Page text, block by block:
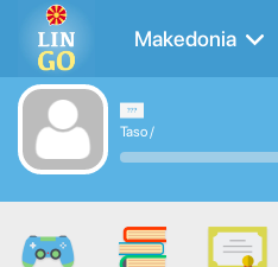
Makedonia
Taso/